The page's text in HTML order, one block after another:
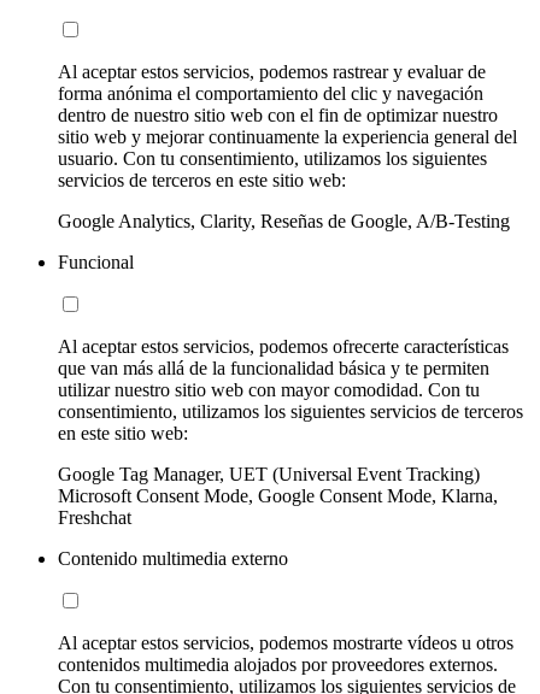
Al aceptar estos servicios, podemos rastrear y evaluar de
forma anónima el comportamiento del clic y navegación
dentro de nuestro sitio web con el fin de optimizar nuestro
sitio web y mejorar continuamente la experiencia general del
usuario. Con tu consentimiento, utilizamos los siguientes
servicios de terceros en este sitio web:
Google Analytics, Clarity, Reseñas de Google, A/B-Testing
Funcional
Al aceptar estos servicios, podemos ofrecerte características
que van más allá de la funcionalidad básica y te permiten
utilizar nuestro sitio web con mayor comodidad. Con tu
consentimiento, utilizamos los siguientes servicios de terceros
en este sitio web:
Google Tag Manager, UET (Universal Event Tracking)
Microsoft Consent Mode, Google Consent Mode, Klarna,
Freshchat
Contenido multimedia externo
Al aceptar estos servicios, podemos mostrarte vídeos u otros
contenidos multimedia alojados por proveedores externos.
Con tu consentimiento, utilizamos los siguientes servicios de